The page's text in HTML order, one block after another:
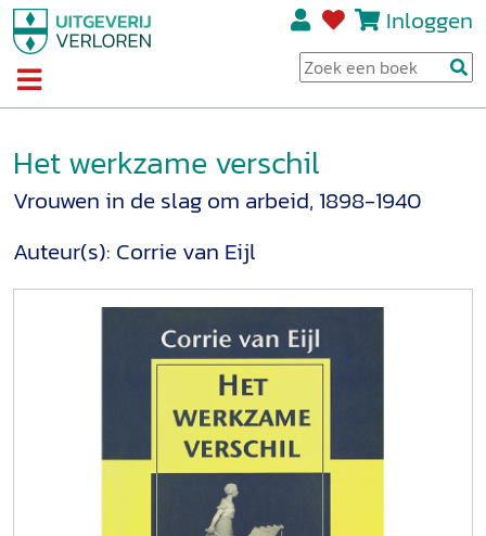
Inloggen
Het werkzame verschil
Vrouwen in de slag om arbeid, 1898-1940
Auteur(s): Corrie van Eijl